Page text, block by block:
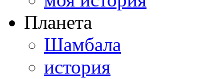
Планета
Шамбала
история